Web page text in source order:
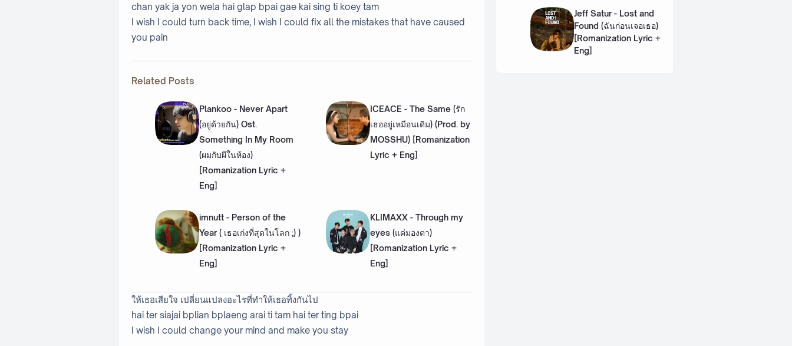
chan yak ja yon wela hai glap bpai gae kai sing ti koey tam
I wish I could turn back time, I wish I could fix all the mistakes that have caused
you pain
Related Posts
Plankoo - Never Apart
(อยู่ด้วยกัน) Ost.
Something In My Room
(ผมกับผีในห้อง)
[Romanization Lyric +
Eng]
ICEACE - The Same (รัก
เธออยู่เหมือนเดิม) (Prod. by
MOSSHU) [Romanization
Lyric + Eng]
imnutt - Person of the
Year ( เธอเก่งที่สุดในโลก ;) )
[Romanization Lyric +
Eng]
KLIMAXX - Through my
eyes (แค่มองตา)
[Romanization Lyric +
Eng]
ให้เธอเสียใจ เปลี่ยนแปลงอะไรที่ทำให้เธอทิ้งกันไป
hai ter siajai bplian bplaeng arai ti tam hai ter ting bpai
I wish I could change your mind and make you stay
Jeff Satur - Lost and
Found (ฉันก่อนเจอเธอ)
[Romanization Lyric +
Eng]